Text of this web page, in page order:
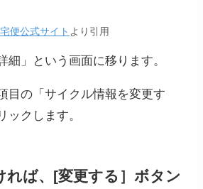
便公式サイト より引用
細」という画面に移ります。
目の「サイクル情報を変更す
ックします。
れば、[変更する］ボタン